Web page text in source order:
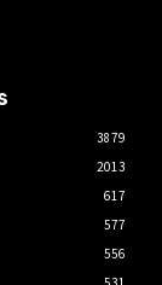
3879
2013
617
577
556